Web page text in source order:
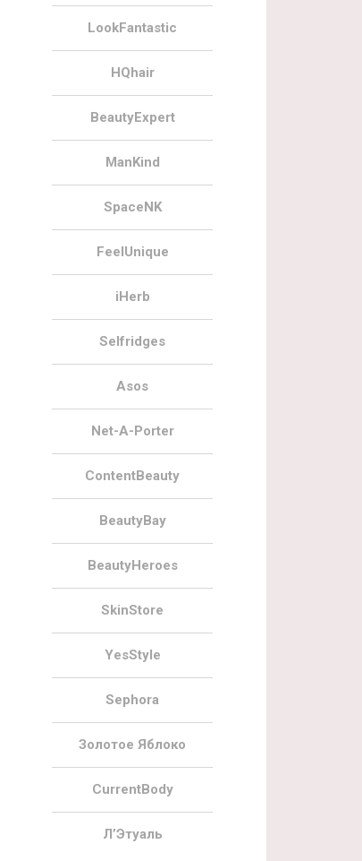
0
84
29.11.2019
29.11.2019
LookFantastic
HQhair
BeautyExpert
ManKind
SpaceNK
FeelUnique
iHerb
Selfridges
Asos
Net-A-Porter
ContentBeauty
BeautyBay
BeautyHeroes
SkinStore
YesStyle
Sephora
Золотое Яблоко
CurrentBody
Л’Этуаль